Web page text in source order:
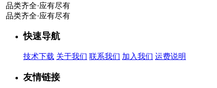
品类齐全·应有尽有
品类齐全·应有尽有
快速导航
技术下载 关于我们 联系我们 加入我们 运费说明
友情链接